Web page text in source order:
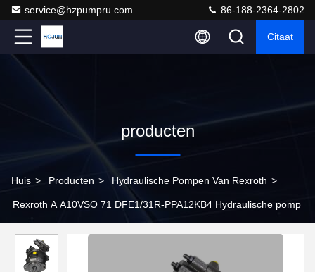
service@hzpumpru.com 86-188-2364-2802
Citaat
producten
Huis > Producten > Hydraulische Pompen Van Rexroth >
Rexroth A A10VSO 71 DFE1/31R-PPA12KB4 Hydraulische pomp